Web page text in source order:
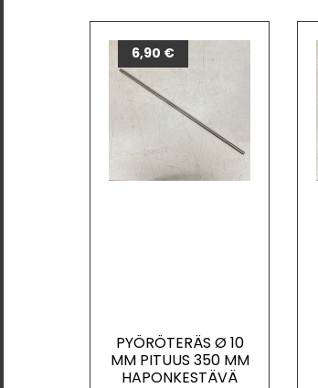
PYÖRÖTERÄS Ø 10
MM PITUUS 350 MM
HAPONKESTÄVÄ
6,90 €